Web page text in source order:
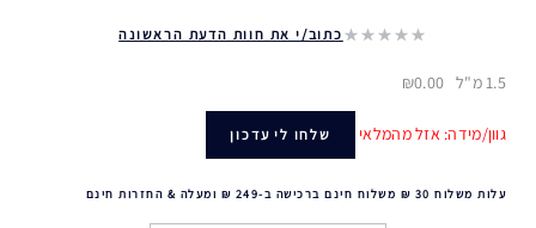
כתוב/י את חוות הדעת הראשונה
1.5 מ"ל ₪0.00
גוון/מידה: אזל מהמלאי שלחו לי עדכון
עלות משלוח 30 ₪ משלוח חינם ברכישה ב-249 ₪ ומעלה & החזרות חינם